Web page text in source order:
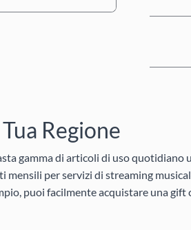
Regione
gamma di articoli di uso quotidiano
per servizi di streaming
puoi facilmente acquistare una